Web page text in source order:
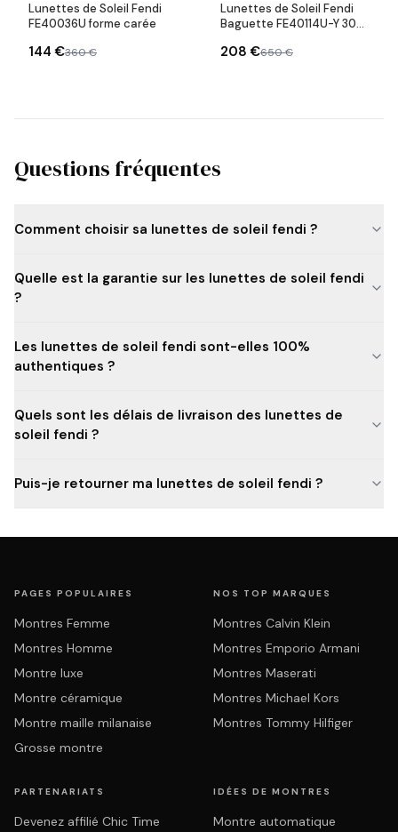
Lunettes de Soleil Fendi
FE40036U forme carée
144 €360 €
Lunettes de Soleil Fendi
Baguette FE40114U-Y 30G
chaine
208 €650 €
Questions fréquentes
Comment choisir sa lunettes de soleil fendi ?
Quelle est la garantie sur les lunettes de soleil fendi
?
Les lunettes de soleil fendi sont-elles 100%
authentiques ?
Quels sont les délais de livraison des lunettes de
soleil fendi ?
Puis-je retourner ma lunettes de soleil fendi ?
PAGES POPULAIRES
Montres Femme
Montres Homme
Montre luxe
Montre céramique
Montre maille milanaise
Grosse montre
NOS TOP MARQUES
Montres Calvin Klein
Montres Emporio Armani
Montres Maserati
Montres Michael Kors
Montres Tommy Hilfiger
PARTENARIATS
Devenez affilié Chic Time
IDÉES DE MONTRES
Montre automatique